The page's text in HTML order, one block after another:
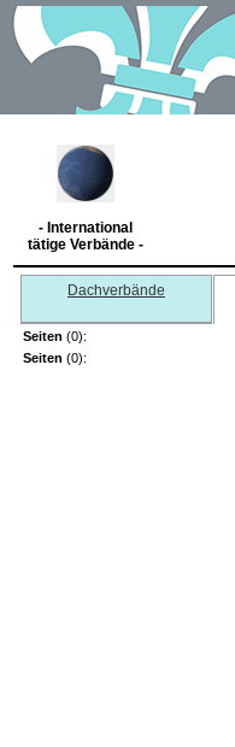
- International
tätige Verbände -
Dachverbände
Seiten (0):
Seiten (0):